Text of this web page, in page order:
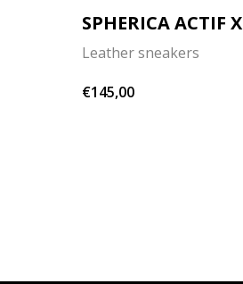
SPHERICA ACTIF
Leather sneakers
€145,00